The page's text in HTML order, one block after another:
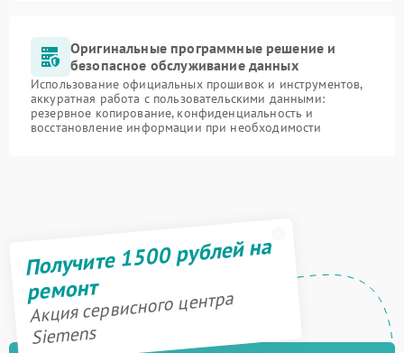
Оригинальные программные решение и
безопасное обслуживание данных
Использование официальных прошивок и инструментов,
аккуратная работа с пользовательскими данными:
резервное копирование, конфиденциальность и
восстановление информации при необходимости
Получите 1500 рублей на
ремонт
Акция сервисного центра
Siemens